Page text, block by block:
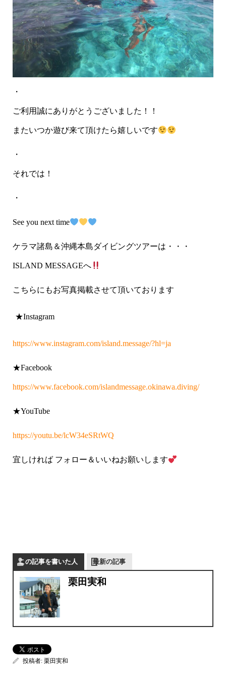
・
ご利用誠にありがとうございました！！
またいつか遊び来て頂けたら嬉しいです
・
それでは！
・
See you next time
ケラマ諸島＆沖縄本島ダイビングツアーは・・・
ISLAND MESSAGEへ
こちらにもお写真掲載させて頂いております
★Instagram
https://www.instagram.com/island.message/?hl=ja
★Facebook
https://www.facebook.com/islandmessage.okinawa.diving/
★YouTube
https://youtu.be/lcW34eSRtWQ
宜しければ フォロー＆いいねお願いします
この記事を書いた人 最新の記事
栗田実和
投稿者: 栗田実和